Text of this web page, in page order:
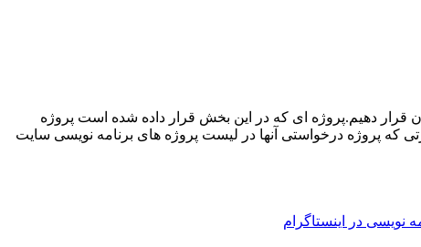
قرار دهیم.پروژه ای که در این بخش قرار داده شده است پروژه
که پروژه درخواستی آنها در لیست پروژه های برنامه نویسی سایت